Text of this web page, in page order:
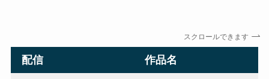
スクロールできます
配信 作品名